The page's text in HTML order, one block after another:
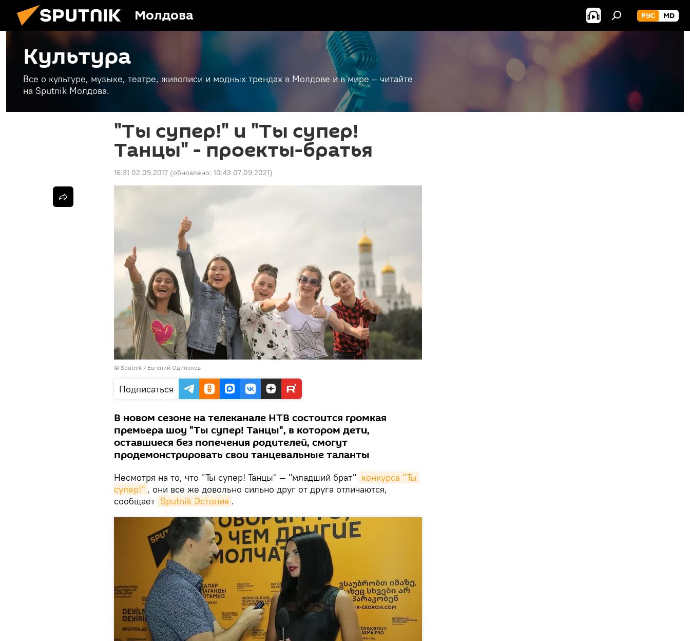
Молдова РУС MD
Культура
Все о культуре, музыке, театре, живописи и модных трендах в Молдове и в мире – читайте
на Sputnik Молдова.
"Ты супер!" и "Ты супер!
Танцы" - проекты-братья
16:31 02.09.2017 (обновлено: 10:43 07.09.2021)
© Sputnik / Евгений Одиноков
Подписаться
В новом сезоне на телеканале НТВ состоится громкая
премьера шоу "Ты супер! Танцы", в котором дети,
оставшиеся без попечения родителей, смогут
продемонстрировать свои танцевальные таланты
Несмотря на то, что "Ты супер! Танцы" — "младший брат" конкурса "Ты
супер!" , они все же довольно сильно друг от друга отличаются,
сообщает Sputnik Эстония .